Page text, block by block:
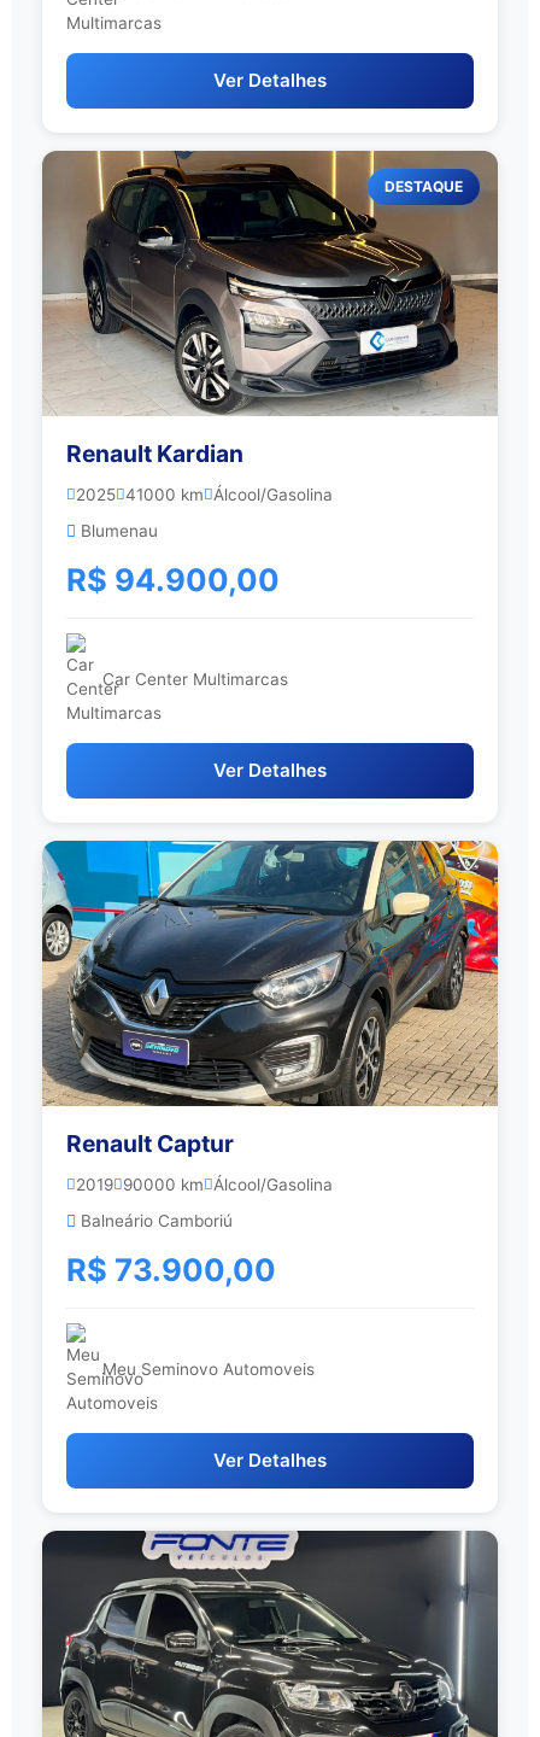
Ver Detalhes
DESTAQUE
Renault Kardian
2025 41000 km
Álcool/Gasolina
Blumenau
R$ 94.900,00
Car Center Multimarcas
Ver Detalhes
Renault Captur
2019 90000 km
Álcool/Gasolina
Balneário Camboriú
R$ 73.900,00
Meu Seminovo Automoveis
Ver Detalhes